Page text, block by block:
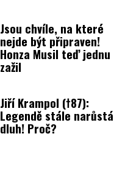
Jsou chvíle, na které
nejde být připraven!
Honza Musil teď jednu
zažil
Jiří Krampol (†87):
Legendě stále narůstá
dluh! Proč?